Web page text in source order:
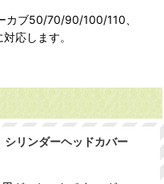
カブ50/70/90/100/110、
応します。
リンダーヘッドカバー